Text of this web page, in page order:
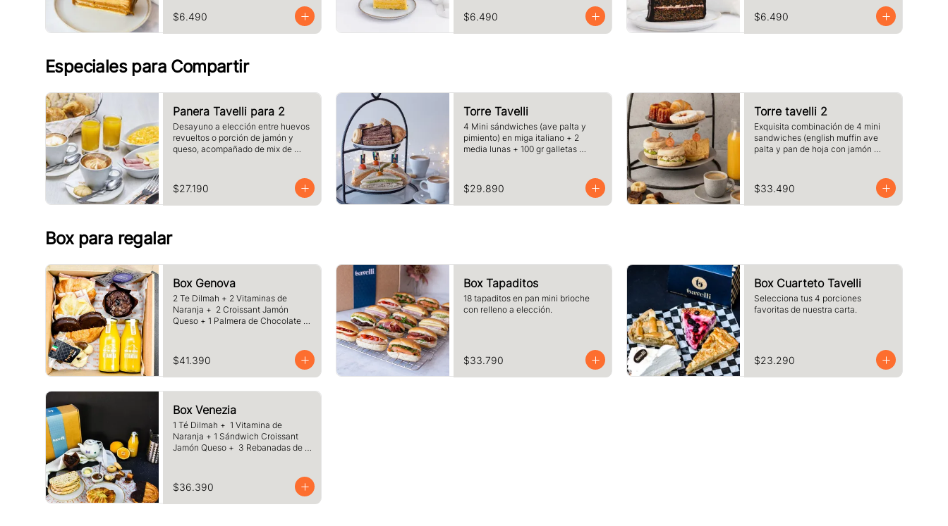
$6.490 $6.490 $6.490
Especiales para Compartir
Panera Tavelli para 2
Desayuno a elección entre huevos
revueltos o porción de jamón y
queso, acompañado de mix de
jugo de naranja (125 cc ), y dos
café o té a elección
$27.190
Torre Tavelli
4 Mini sándwiches (ave palta y
pimiento) en miga italiano + 2
media lunas + 100 gr galletas
$29.890
Torre tavelli 2
Exquisita combinación de 4 mini
sandwiches (english muffin ave
palta y pan de hoja con jamón
frambuesas + 2 café o té + 2 jugos
pequeños.
$33.490
Box para regalar
Box Genova
2 Te Dilmah + 2 Vitaminas de
Naranja +  2 Croissant Jamón
Queso + 1 Palmera de Chocolate +
$41.390
Box Tapaditos
18 tapaditos en pan mini brioche
con relleno a elección.
$33.790
Box Cuarteto Tavelli
Selecciona tus 4 porciones
favoritas de nuestra carta.
$23.290
Box Venezia
1 Té Dilmah +  1 Vitamina de
Naranja + 1 Sándwich Croissant
Jamón Queso +  3 Rebanadas de
Chocolate, +1 Muffin Artesanal
+100 gr de Galletas Surtida.
$36.390